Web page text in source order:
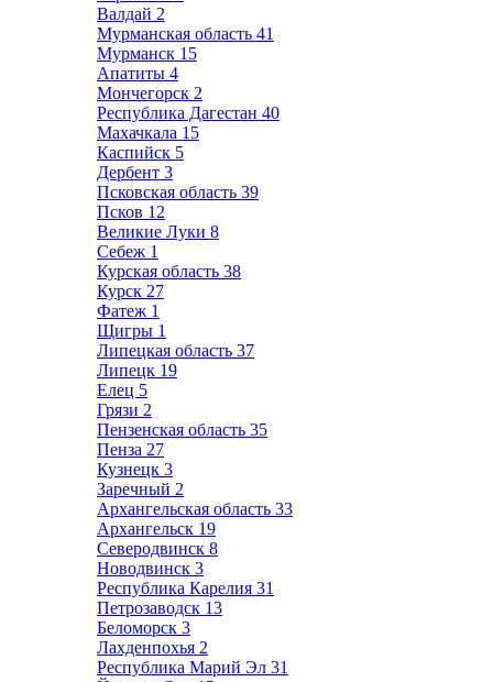
Валдай 2
Мурманская область 41
Мурманск 15
Апатиты 4
Мончегорск 2
Республика Дагестан 40
Махачкала 15
Каспийск 5
Дербент 3
Псковская область 39
Псков 12
Великие Луки 8
Себеж 1
Курская область 38
Курск 27
Фатеж 1
Щигры 1
Липецкая область 37
Липецк 19
Елец 5
Грязи 2
Пензенская область 35
Пенза 27
Кузнецк 3
Заречный 2
Архангельская область 33
Архангельск 19
Северодвинск 8
Новодвинск 3
Республика Карелия 31
Петрозаводск 13
Беломорск 3
Лахденпохья 2
Республика Марий Эл 31